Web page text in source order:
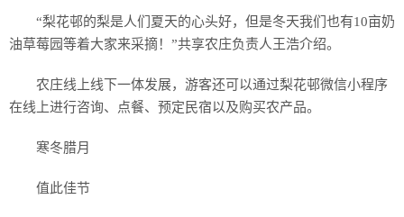
“梨花邨的梨是人们夏天的心头好，但是冬天我们也有10亩奶
油草莓园等着大家来采摘！”共享农庄负责人王浩介绍。
农庄线上线下一体发展，游客还可以通过梨花邨微信小程序
在线上进行咨询、点餐、预定民宿以及购买农产品。
寒冬腊月
值此佳节